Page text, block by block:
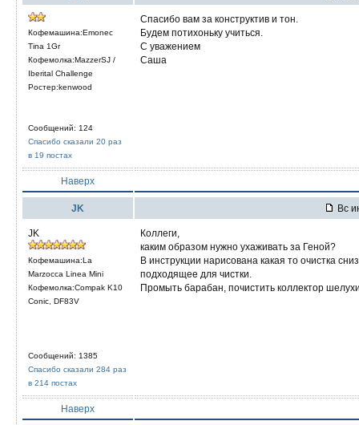
Кофемашина:Emonec
Tina 1Gr
Кофемолка:MazzerSJ /
Iberital Challenge
Ростер:kenwood
Сообщений: 124
Спасибо сказали 20 раз
в 19 постах
Спасибо вам за конструктив и тон.
Будем потихоньку учиться.
С уважением
Саша
Наверх
JK Вс
JK
Кофемашина:La
Marzocca Linea Mini
Кофемолка:Compak K10
Conic, DF83V
Сообщений: 1385
Спасибо сказали 284 раз
в 214 постах
Коллеги,
каким образом нужно ухаживать за Геной?
В инструкции нарисована какая то очистка
подходящее для чистки.
Промыть барабан, почистить коллектор
Наверх